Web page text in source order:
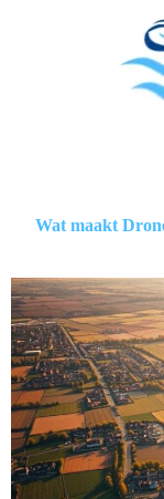
Wat maakt